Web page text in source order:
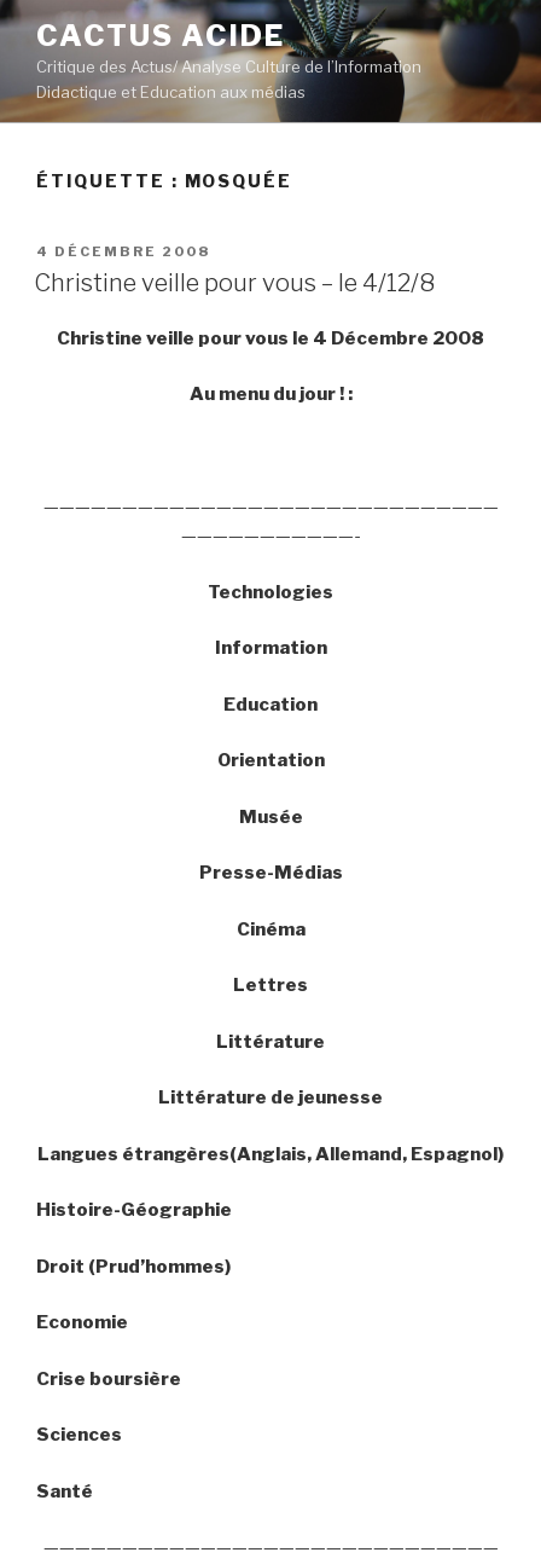
Aller
contenu
principal
CACTUS ACIDE
Critique des Actus/ Analyse Culture de l’Information
Didactique et Education aux médias
ÉTIQUETTE : MOSQUÉE
PUBLIÉ
LE
4 DÉCEMBRE 2008
Christine veille pour vous – le 4/12/8
Christine veille pour vous le 4 Décembre 2008
Au menu du jour ! :
—————————————————————————————
———————————-
Technologies
Information
Education
Orientation
Musée
Presse-Médias
Cinéma
Lettres
Littérature
Littérature de jeunesse
Langues étrangères(Anglais, Allemand, Espagnol)
Histoire-Géographie
Droit (Prud’hommes)
Economie
Crise boursière
Sciences
Santé
—————————————————————————————